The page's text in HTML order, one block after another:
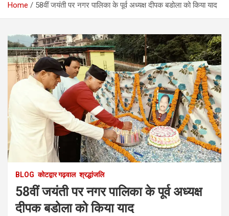
Home 58वीं जयंती पर नगर पालिका के पूर्व अध्यक्ष दीपक बडोला को किया याद
BLOG कोटद्वार गढ़वाल श्रद्धांजलि
58वीं जयंती पर नगर पालिका के पूर्व अध्यक्ष
दीपक बडोला को किया याद